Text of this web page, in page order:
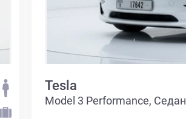
Tesla
Model 3 Performance, Седан